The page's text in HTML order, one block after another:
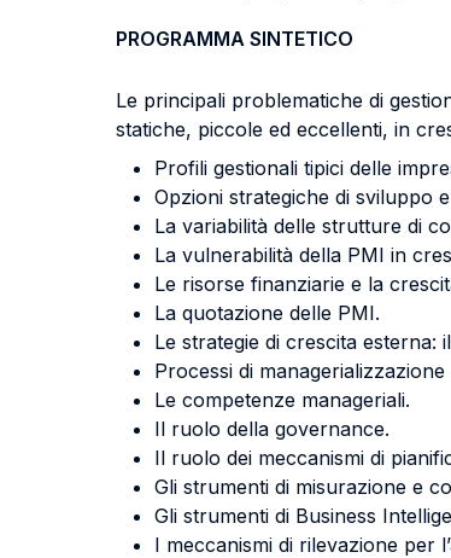
PROGRAMMA SINTETICO
Le principali problematiche di
statiche, piccole ed eccellenti, in
Profili gestionali tipici delle
Opzioni strategiche di sviluppo
La variabilità delle strutture di
La vulnerabilità della PMI in
Le risorse finanziarie e la
La quotazione delle PMI.
Le strategie di crescita
Processi di
Le competenze manageriali.
Il ruolo della governance.
Il ruolo dei meccanismi di
Gli strumenti di misurazione e
Gli strumenti di Business
I meccanismi di rilevazione per